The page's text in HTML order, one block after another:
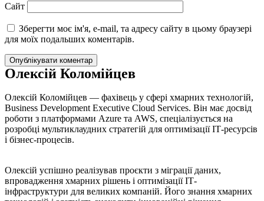
Сайт
Зберегти моє ім'я, e-mail, та адресу сайту в цьому браузері
для моїх подальших коментарів.
Олексій Коломійцев
Олексій Коломійцев — фахівець у сфері хмарних технологій,
Business Development Executive Cloud Services. Він має досвід
роботи з платформами Azure та AWS, спеціалізується на
розробці мультиклаудних стратегій для оптимізації ІТ-ресурсів
і бізнес-процесів.
Олексій успішно реалізував проєкти з міграції даних,
впровадження хмарних рішень і оптимізації ІТ-
інфраструктури для великих компаній. Його знання хмарних